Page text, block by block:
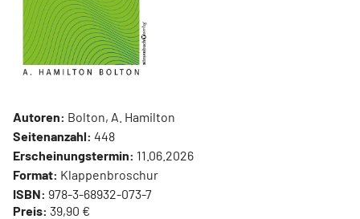
Autoren: Bolton, A. Hamilton
Seitenanzahl: 448
Erscheinungstermin: 11.06.2026
Format: Klappenbroschur
ISBN: 978-3-68932-073-7
Preis: 39,90 €